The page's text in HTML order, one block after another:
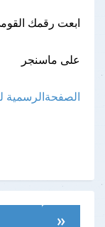
ابعت رقمك
على ماسنجر
الصفحةالرسمية
«